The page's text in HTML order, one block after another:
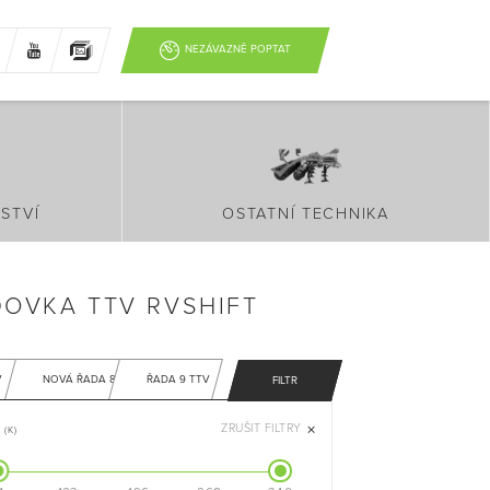
NEZÁVAZNĚ POPTAT
OSTATNÍ TECHNIKA
TTV RVSHIFT
NOVÁ ŘADA 8 ŘADA 9 TTV FILTR
(K) ZRUŠIT FILTRY